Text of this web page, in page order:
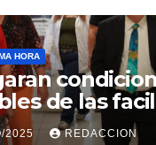
HORA
de las
de la
2025 REDACCION